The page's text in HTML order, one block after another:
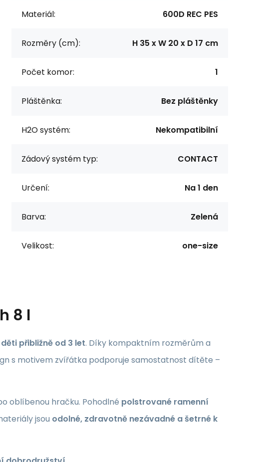
Materiál: 600D REC PES
Rozměry (cm): H 35 x W 20 x D 17 cm
Počet komor: 1
Pláštěnka: Bez pláštěnky
H2O systém: Nekompatibilní
Zádový systém typ: CONTACT
Určení: Na 1 den
Barva: Zelená
Velikost: one-size
8 l
přibližně od 3 let. Díky kompaktním rozměrům a
s motivem zvířátka podporuje samostatnost dítěte –
oblíbenou hračku. Pohodlné polstrované ramenní
jsou odolné, zdravotně nezávadné a šetrné k